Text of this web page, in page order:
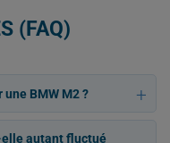
(FAQ)
BMW M2 ?
elle autant fluctué